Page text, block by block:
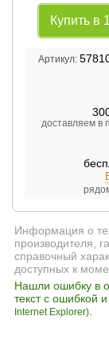
Купить в
Артикул:
доставляем в
Информация о
производителя,
справочный
доступных к
Нашли ошибку в
текст с ошибкой
Internet Explorer)